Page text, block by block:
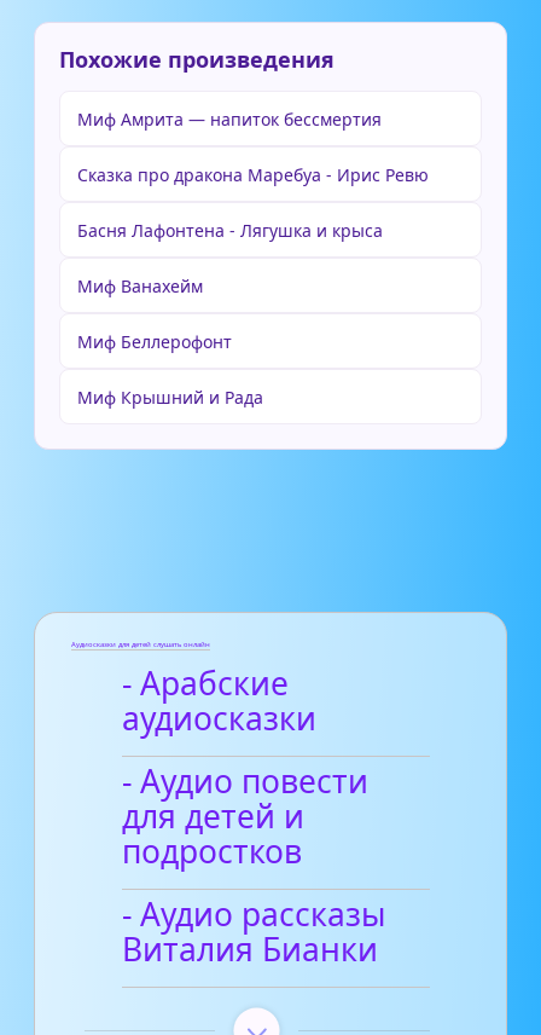
Похожие произведения
Миф Амрита — напиток бессмертия
Сказка про дракона Маребуа - Ирис Ревю
Басня Лафонтена - Лягушка и крыса
Миф Ванахейм
Миф Беллерофонт
Миф Крышний и Рада
Аудиосказки для детей слушать онлайн
- Арабские
аудиосказки
- Аудио повести
для детей и
подростков
- Аудио рассказы
Виталия Бианки